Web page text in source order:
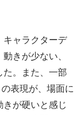
キャラクターデ
きが少ない、
た。また、一部
の表現が、場面に
きが硬いと感じ